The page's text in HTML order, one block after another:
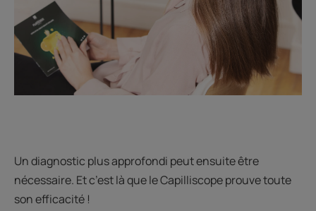
Un diagnostic plus approfondi peut ensuite être
nécessaire. Et c’est là que le Capilliscope prouve toute
son efficacité !